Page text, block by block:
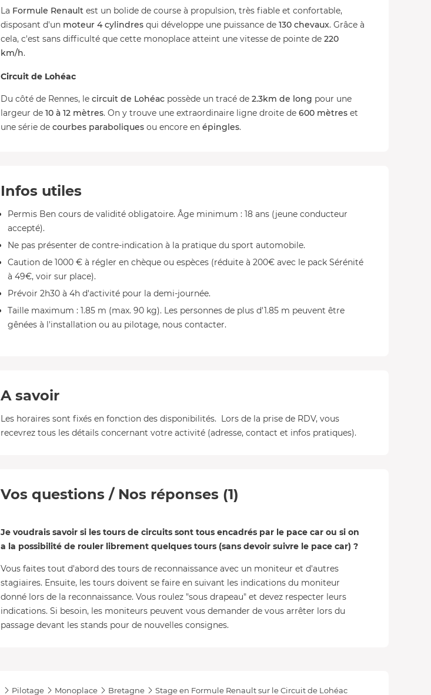
La Formule Renault est un bolide de course à propulsion, très fiable et confortable,
disposant d'un moteur 4 cylindres qui développe une puissance de 130 chevaux. Grâce à
cela, c'est sans difficulté que cette monoplace atteint une vitesse de pointe de 220
km/h.
Circuit de Lohéac
Du côté de Rennes, le circuit de Lohéac possède un tracé de 2.3km de long pour une
largeur de 10 à 12 mètres. On y trouve une extraordinaire ligne droite de 600 mètres et
une série de courbes paraboliques ou encore en épingles.
Infos utiles
Permis Ben cours de validité obligatoire. Âge minimum : 18 ans (jeune conducteur
accepté).
Ne pas présenter de contre-indication à la pratique du sport automobile.
Caution de 1000 € à régler en chèque ou espèces (réduite à 200€ avec le pack Sérénité
à 49€, voir sur place).
Prévoir 2h30 à 4h d'activité pour la demi-journée.
Taille maximum : 1.85 m (max. 90 kg). Les personnes de plus d'1.85 m peuvent être
gênées à l'installation ou au pilotage, nous contacter.
A savoir
Les horaires sont fixés en fonction des disponibilités. Lors de la prise de RDV, vous
recevrez tous les détails concernant votre activité (adresse, contact et infos pratiques).
Vos questions / Nos réponses (1)
Je voudrais savoir si les tours de circuits sont tous encadrés par le pace car ou si on
a la possibilité de rouler librement quelques tours (sans devoir suivre le pace car) ?
Vous faites tout d'abord des tours de reconnaissance avec un moniteur et d'autres
stagiaires. Ensuite, les tours doivent se faire en suivant les indications du moniteur
donné lors de la reconnaissance. Vous roulez "sous drapeau" et devez respecter leurs
indications. Si besoin, les moniteurs peuvent vous demander de vous arrêter lors du
passage devant les stands pour de nouvelles consignes.
Pilotage Monoplace Bretagne Stage en Formule Renault sur le Circuit de Lohéac